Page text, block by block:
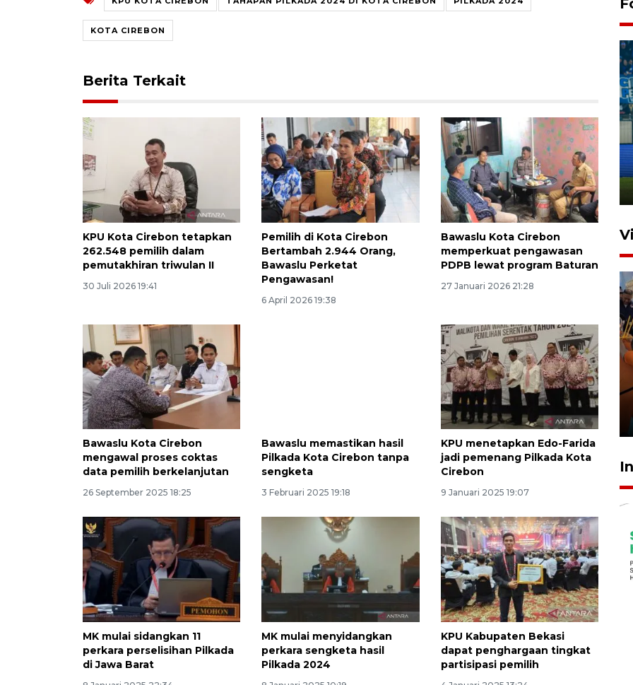
KOTA CIREBON
Berita Terkait
KPU Kota Cirebon tetapkan
262.548 pemilih dalam
pemutakhiran triwulan II
30 Juli 2026 19:41
Pemilih di Kota Cirebon
Bertambah 2.944 Orang,
Bawaslu Perketat
Pengawasan!
6 April 2026 19:38
Bawaslu Kota Cirebon
memperkuat pengawasan
PDPB lewat program Baturan
27 Januari 2026 21:28
Bawaslu Kota Cirebon
mengawal proses coktas
data pemilih berkelanjutan
26 September 2025 18:25
Bawaslu memastikan hasil
Pilkada Kota Cirebon tanpa
sengketa
3 Februari 2025 19:18
KPU menetapkan Edo-Farida
jadi pemenang Pilkada Kota
Cirebon
9 Januari 2025 19:07
MK mulai sidangkan 11
perkara perselisihan Pilkada
di Jawa Barat
MK mulai menyidangkan
perkara sengketa hasil
Pilkada 2024
KPU Kabupaten Bekasi
dapat penghargaan tingkat
partisipasi pemilih
Penutupan latihan bela negara
dan manajerial SPPI di
Balikpapan
31 Juli 2026 18:01
Taklukkan DPMM FC, Persib
amankan tiket semifinal Piala
Presiden
29 Juli 2026 01:36